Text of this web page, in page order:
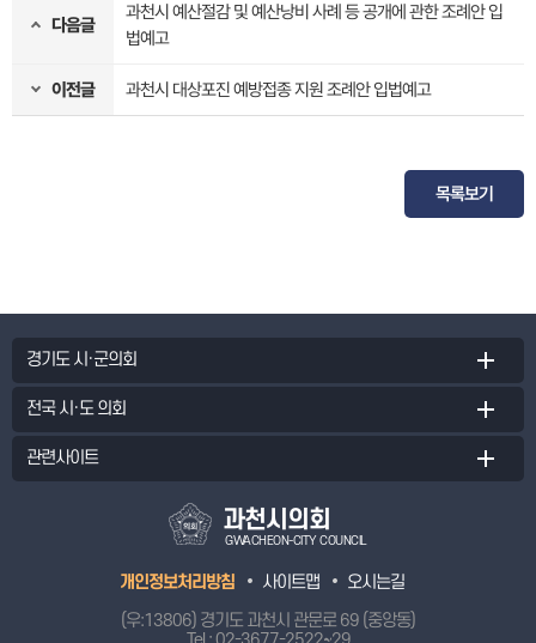
다음글
과천시 예산절감 및 예산낭비 사례 등 공개에 관한 조례안 입
법예고
이전글 과천시 대상포진 예방접종 지원 조례안 입법예고
목록보기
경기도 시·군의회
전국 시·도 의회
관련사이트
과천시의회
GWACHEON-CITY COUNCIL
개인정보처리방침 사이트맵
오시는길
(우:13806) 경기도 과천시 관문로 69 (중앙동)